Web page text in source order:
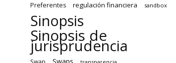
Preferentes regulación financiera sandbox
Sinopsis
Sinopsis de
jurisprudencia